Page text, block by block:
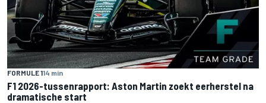
FORMULE 114 min
F1 2026-tussenrapport: Aston Martin zoekt eerherstel na
dramatische start